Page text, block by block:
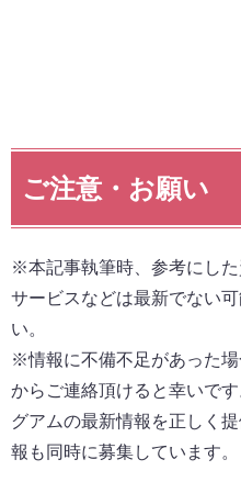
ご注意・お願い
※本記事執筆時、参考にし
サービスなどは最新でない
い。
※情報に不備不足があった
からご連絡頂けると幸いです
グアムの最新情報を正しく
報も同時に募集しています。